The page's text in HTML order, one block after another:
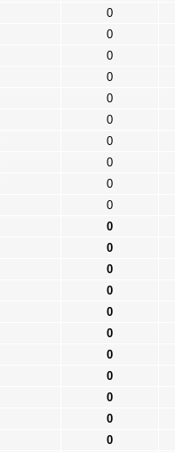
0
0
0
0
0
0
0
0
0
0
0
0
0
0
0
0
0
0
0
0
0